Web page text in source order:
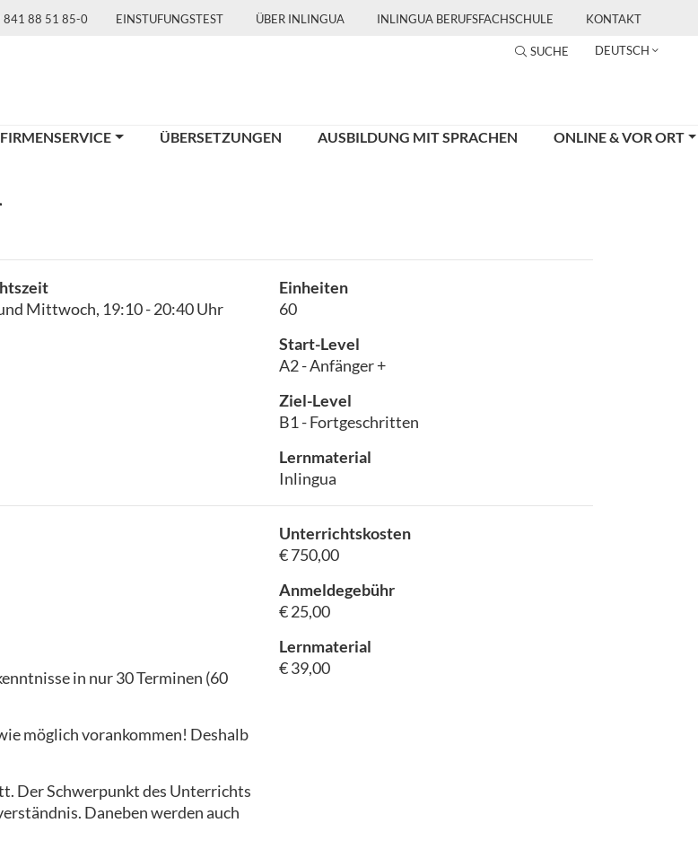
841 88 51 85-0 EINSTUFUNGSTEST ÜBER INLINGUA INLINGUA BERUFSFACHSCHULE KONTAKT
SUCHE DEUTSCH
FIRMENSERVICE ÜBERSETZUNGEN AUSBILDUNG MIT SPRACHEN ONLINE & VOR ORT
Mittwoch, 19:10 - 20:40 Uhr
Einheiten
60
Start-Level
A2 - Anfänger +
Ziel-Level
B1 - Fortgeschritten
Lernmaterial
Inlingua
in nur 30 Terminen (60
möglich vorankommen! Deshalb
Der Schwerpunkt des Unterrichts
Daneben werden auch
Unterrichtskosten
€ 750,00
Anmeldegebühr
€ 25,00
Lernmaterial
€ 39,00